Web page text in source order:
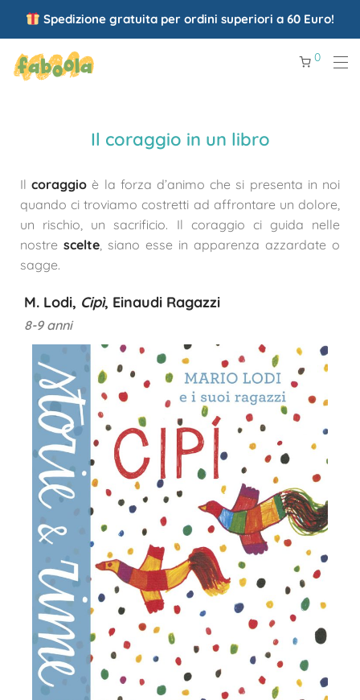
Spedizione gratuita per ordini superiori a 60 Euro!
0
Il coraggio in un libro
Ilcoraggio è la forza d’animo che si presenta in noi
quando ci troviamo costretti ad affrontare un dolore,
un rischio, un sacrificio. Il coraggio ci guida nelle
nostre scelte, siano esse in apparenza azzardate o
sagge.
M. Lodi, Cipì, Einaudi Ragazzi
8-9 anni